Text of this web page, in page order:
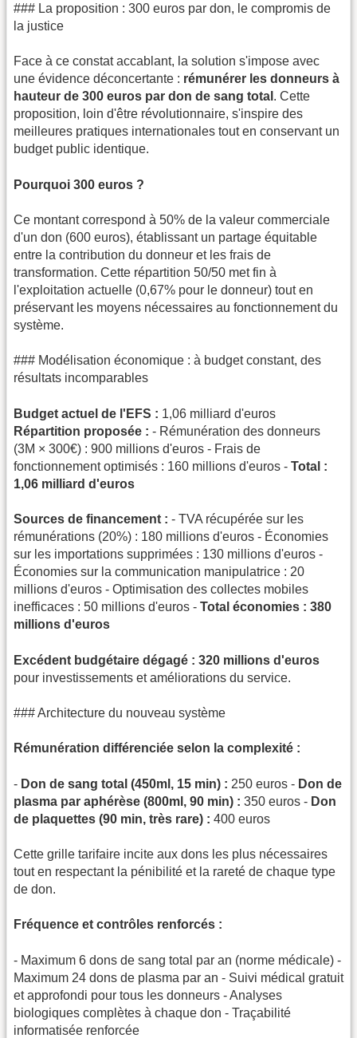
### La proposition : 300 euros par don, le compromis de
la justice
Face à ce constat accablant, la solution s'impose avec
une évidence déconcertante : rémunérer les donneurs à
hauteur de 300 euros par don de sang total . Cette
proposition, loin d'être révolutionnaire, s'inspire des
meilleures pratiques internationales tout en conservant un
budget public identique.
Pourquoi 300 euros ?
Ce montant correspond à 50% de la valeur commerciale
d'un don (600 euros), établissant un partage équitable
entre la contribution du donneur et les frais de
transformation. Cette répartition 50/50 met fin à
l'exploitation actuelle (0,67% pour le donneur) tout en
préservant les moyens nécessaires au fonctionnement du
système.
### Modélisation économique : à budget constant, des
résultats incomparables
Budget actuel de l'EFS : 1,06 milliard d'euros
Répartition proposée : - Rémunération des donneurs
(3M × 300€) : 900 millions d'euros - Frais de
fonctionnement optimisés : 160 millions d'euros - Total :
1,06 milliard d'euros
Sources de financement : - TVA récupérée sur les
rémunérations (20%) : 180 millions d'euros - Économies
sur les importations supprimées : 130 millions d'euros -
Économies sur la communication manipulatrice : 20
millions d'euros - Optimisation des collectes mobiles
inefficaces : 50 millions d'euros - Total économies : 380
millions d'euros
Excédent budgétaire dégagé : 320 millions d'euros
pour investissements et améliorations du service.
### Architecture du nouveau système
Rémunération différenciée selon la complexité :
- Don de sang total (450ml, 15 min) : 250 euros - Don de
plasma par aphérèse (800ml, 90 min) : 350 euros - Don
de plaquettes (90 min, très rare) : 400 euros
Cette grille tarifaire incite aux dons les plus nécessaires
tout en respectant la pénibilité et la rareté de chaque type
de don.
Fréquence et contrôles renforcés :
- Maximum 6 dons de sang total par an (norme médicale) -
Maximum 24 dons de plasma par an - Suivi médical gratuit
et approfondi pour tous les donneurs - Analyses
biologiques complètes à chaque don - Traçabilité
informatisée renforcée